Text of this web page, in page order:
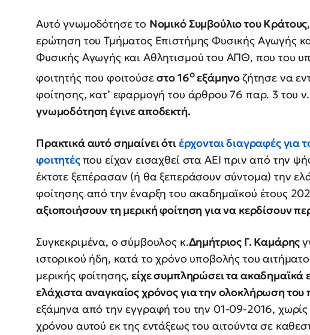
Αυτό γνωμοδότησε το Νομικό Συμβούλιο του Κράτους
ερώτηση του Τμήματος Επιστήμης Φυσικής Αγωγής
Φυσικής Αγωγής και Αθλητισμού του ΑΠΘ, που του
φοιτητής που φοιτούσεστο 16οεξάμηνοζήτησε να
φοίτησης, κατ’ εφαρμογή του άρθρου 76 παρ. 3 του
γνωμοδότηση έγινε αποδεκτή.
Πρακτικά αυτό σημαίνει ότιέρχονται διαγραφές για
φοιτητέςπου είχαν εισαχθεί στα ΑΕΙ πριν από την
έκτοτε ξεπέρασαν (ή θα ξεπεράσουν σύντομα) την
φοίτησης από την έναρξη του ακαδημαϊκού έτους
αξιοποιήσουν τη μερική φοίτηση για να κερδίσουν
Συγκεκριμένα, ο σύμβουλος κ.Δημήτριος Γ. Καμάρης
ιστορικού ήδη, κατά το χρόνο υποβολής του
μερικής φοίτησης, είχε συμπληρώσει τα ακαδημαϊκά
ελάχιστα αναγκαίος χρόνος για την ολοκλήρωση
εξάμηνα από την εγγραφή του την 01-09-2016,
χρόνου αυτού εκ της εντάξεως του αιτούντα σε